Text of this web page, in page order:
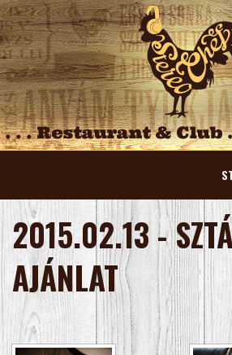
NYITÓLAP
HÍREK
ESEMÉNYEK
KÍNÁLAT
2015.02.13 -
AJÁNLAT